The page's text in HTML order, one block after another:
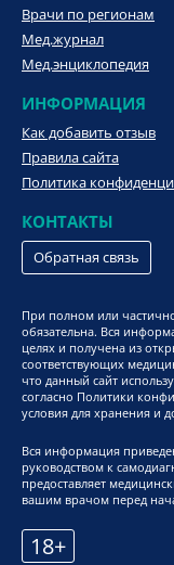
Врачи по регионам
Мед.журнал
Мед.энциклопедия
ИНФОРМАЦИЯ
Как добавить отзыв
Правила сайта
Политика
КОНТАКТЫ
Обратная связь
При полном или
обязательна. Вся
целях и получена из
соответствующих
что данный сайт
согласно Политики
условия для хранения и
Вся информация
руководством к
предоставляет
вашим врачом перед
18+